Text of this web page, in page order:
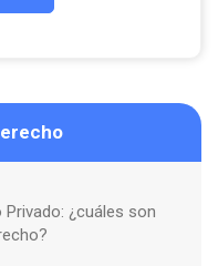
¿cuáles son